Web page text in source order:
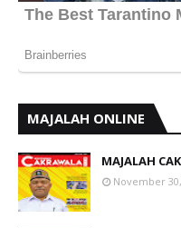
MAJALAH ONLINE
MAJALAH
November